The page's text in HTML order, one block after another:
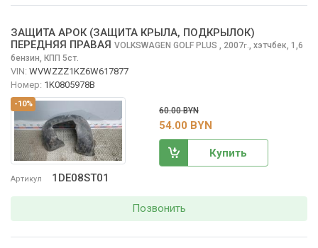
-10%
Артикул 1DE08ST01
ЗАЩИТА АРОК (ЗАЩИТА КРЫЛА, ПОДКРЫЛОК)
ПЕРЕДНЯЯ ПРАВАЯ VOLKSWAGEN GOLF PLUS , 2007г., хэтчбек, 1,6
бензин, КПП 5ст.
VIN: WVWZZZ1KZ6W617877
Номер: 1K0805978B
60.00 BYN
54.00 BYN
Купить
Позвонить